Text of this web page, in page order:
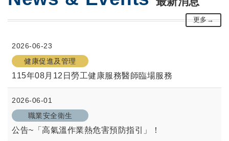
更多→
2026-06-23
健康促進及管理
115年08月12日勞工健康服務醫師臨場服務
2026-06-01
職業安全衛生
公告~「高氣溫作業熱危害預防指引」！